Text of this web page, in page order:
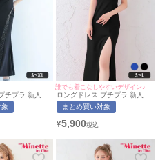
チプラ 新人 タ
ウンジ キラキ
元隠し スナッ
対応) |
誰でも着こなしやすいデザイン♪
ロングドレス プチプラ 新人 タ
イト オフショル スリット セク
シー キャミソール 谷間 リボン
せい着用/S~Lサイズ対応) |
まとめ買い対象
¥5,900